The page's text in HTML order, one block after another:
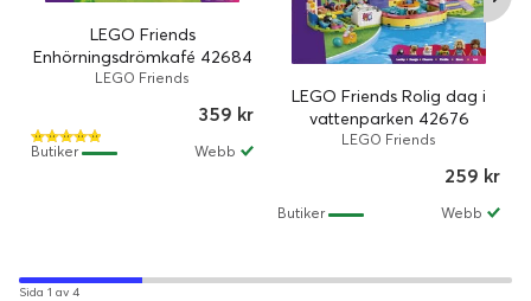
LEGO Friends
Enhörningsdrömkafé 42684
LEGO Friends
359 kr
Webb
Butiker
LEGO Friends Rolig dag i
vattenparken 42676
LEGO Friends
259 kr
Webb
Butiker
Sida 1 av 4